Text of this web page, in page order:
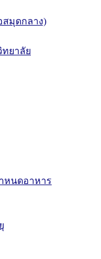
สมุดกลาง)
ยาลัย
หนดอาหาร